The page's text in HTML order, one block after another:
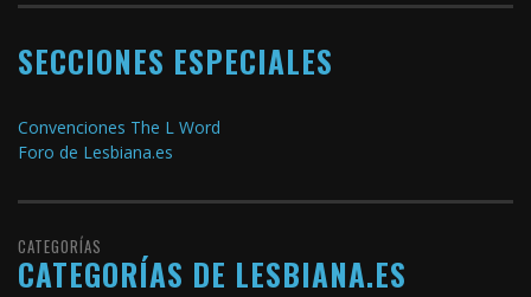
SECCIONES ESPECIALES
Convenciones The L Word
Foro de Lesbiana.es
CATEGORÍAS
CATEGORÍAS DE LESBIANA.ES